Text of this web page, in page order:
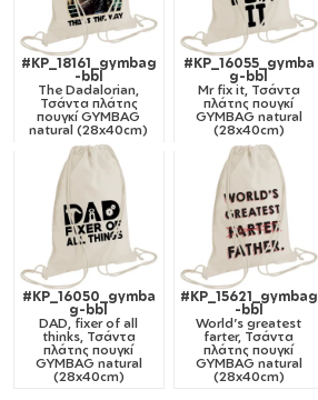
#KP_18161_gymbag
-bbl
The Dadalorian,
Τσάντα πλάτης
πουγκί GYMBAG
natural (28x40cm)
#KP_16055_gymba
g-bbl
Mr fix it, Τσάντα
πλάτης πουγκί
GYMBAG natural
(28x40cm)
#KP_16050_gymba
g-bbl
DAD, fixer of all
thinks, Τσάντα
πλάτης πουγκί
GYMBAG natural
(28x40cm)
#KP_15621_gymbag
-bbl
World's greatest
farter, Τσάντα
πλάτης πουγκί
GYMBAG natural
(28x40cm)